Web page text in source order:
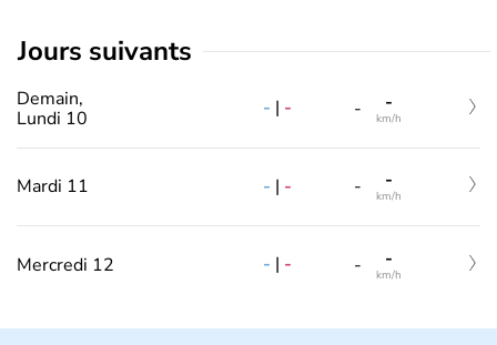
jours suivants
Demain,
Lundi 10
- | - - -
km/h
Mardi 11 - | - - -
km/h
Mercredi 12 - | - - -
km/h